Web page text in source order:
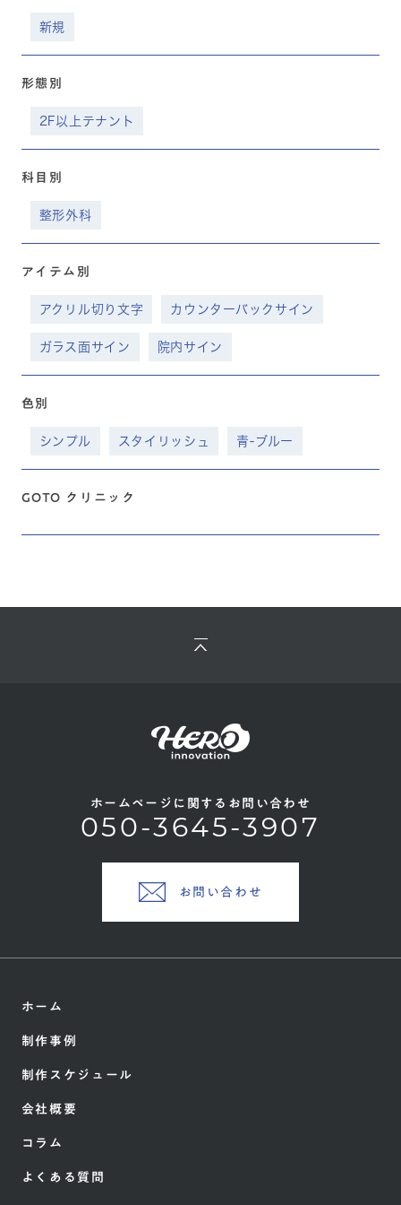
新規
形態別
2F以上テナント
科目別
整形外科
アイテム別
アクリル切り文字 カウンターバックサイン
ガラス面サイン 院内サイン
色別
シンプル スタイリッシュ 青-ブルー
GOTO クリニック
ホームページに関するお問い合わせ
050-3645-3907
お問い合わせ
ホーム
制作事例
制作スケジュール
会社概要
コラム
よくある質問